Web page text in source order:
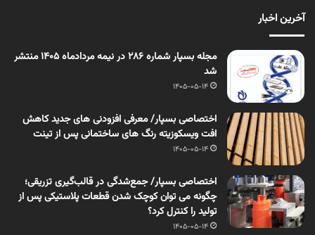
آخرین اخبار
مجله بسپار شماره 286 در نیمه مردادماه 1405 منتشر
شد
1405-05-14
اختصاصی بسپار/ معرفی افزودنی های جدید کاهش
افت ویسکوزیته رنگ های ساختمانی پس از تینت
1405-05-14
اختصاصی بسپار/ جمع‌شدگی در قالب‌گیری تزریقی؛
چگونه می توان کوچک شدن قطعات پلاستیکی پس از
تولید را کنترل کرد؟
1405-05-14